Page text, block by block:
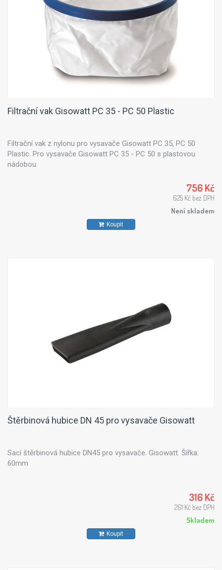
Filtrační vak Gisowatt PC 35 - PC 50 Plastic
Filtrační vak z nylonu pro vysavače Gisowatt PC 35, PC 50
Plastic. Pro vysavače Gisowatt PC 35 - PC 50 s plastovou
nádobou.
756 Kč
625 Kč bez DPH
Není skladem
Koupit
Štěrbinová hubice DN 45 pro vysavače Gisowatt
Sací štěrbinová hubice DN45 pro vysavače. Gisowatt. Šířka:
60mm
316 Kč
261 Kč bez DPH
Skladem
Koupit